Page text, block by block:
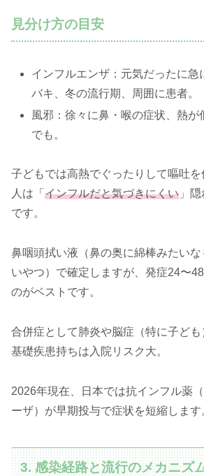
見分け方の目安
インフルエンザ：元気だったに急
バキ、冬の流行期、周囲に患者。
風邪：徐々に鼻・喉の症状、熱が
でも。
子どもでは高熱でぐったりして嘔吐
人は「 インフルだと気づきにくい 」
です。
鼻咽頭拭い液（鼻の奥に綿棒みたい
いやつ）で確定しますが、発症24〜
のがベストです。
合併症として肺炎や脳症（特に子ども
基礎疾患持ちは入院リスク大。
2026年現在、日本では抗インフル薬
ーザ）が早期投与で症状を短縮します
3. 感染経路と流行のメカニズ